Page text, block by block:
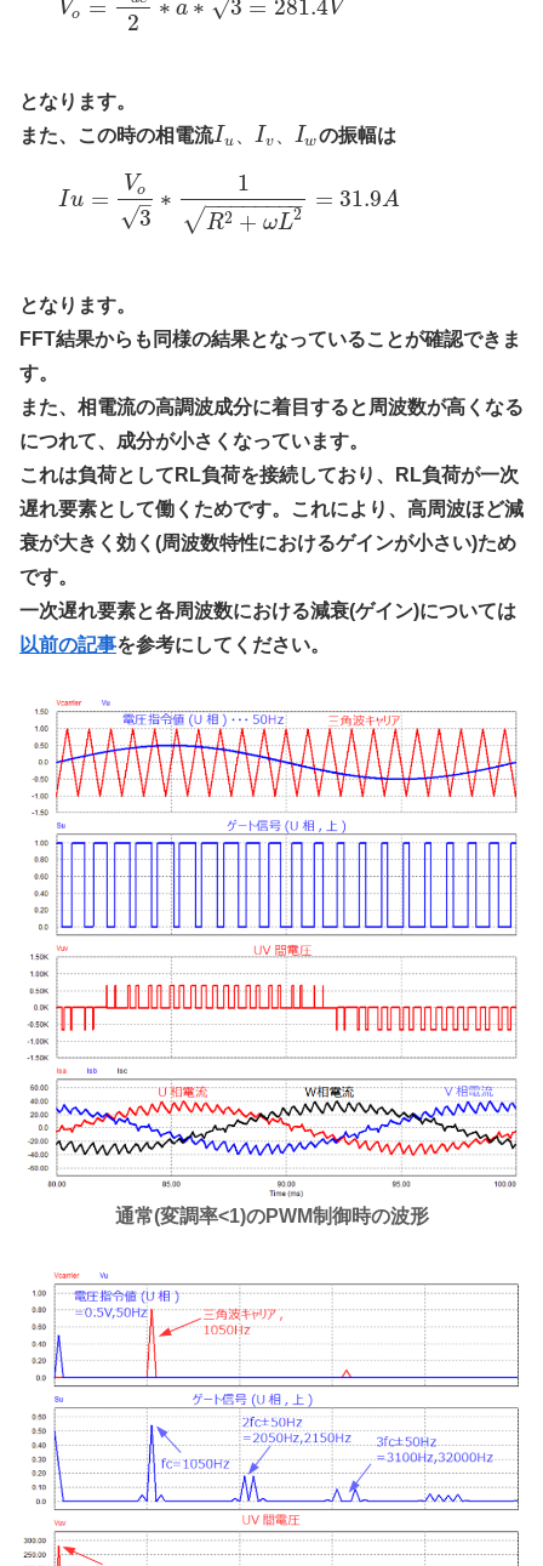
Vo =
2
∗ a ∗ 3
√ = 281.4V
となります。
また、この時の相電流Iu 、 Iv 、 Iwの振幅は
Iu =
Vo
3
–
√
∗
1
R2 + ωL2
− −
−−−−−−
√
= 31.9A
となります。
FFT結果からも同様の結果となっていることが確認できま
す。
また、相電流の高調波成分に着目すると周波数が高くなる
につれて、成分が小さくなっています。
これは負荷としてRL負荷を接続しており、RL負荷が一次
遅れ要素として働くためです。これにより、高周波ほど減
衰が大きく効く(周波数特性におけるゲインが小さい)ため
です。
一次遅れ要素と各周波数における減衰(ゲイン)については
以前の記事を参考にしてください。
通常(変調率<1)のPWM制御時の波形